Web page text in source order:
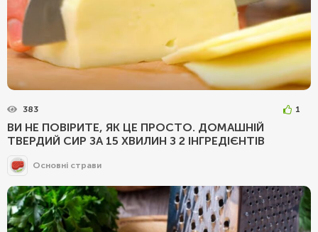
383 1
ВИ НЕ ПОВІРИТЕ, ЯК ЦЕ ПРОСТО. ДОМАШНІЙ
ТВЕРДИЙ СИР ЗА 15 ХВИЛИН З 2 ІНГРЕДІЄНТІВ
Основні страви